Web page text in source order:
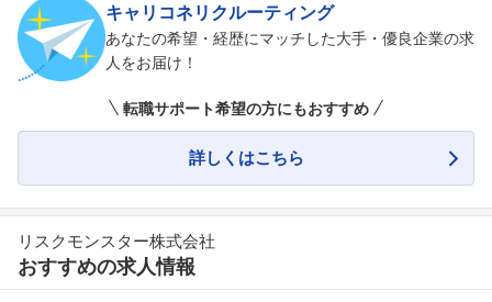
キャリコネリクルーティング
あなたの希望・経歴にマッチした大手・優良企業の求
人をお届け！
転職サポート希望の方にもおすすめ
詳しくはこちら
リスクモンスター株式会社
おすすめの求人情報